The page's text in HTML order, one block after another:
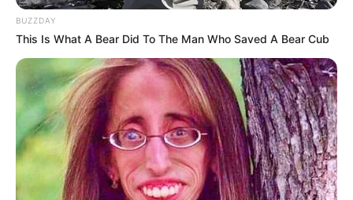
Hobi: Menonton drama dan membaca webtoon, bermain musik
Instagram:@mimi01o1
Youtube:미미홈피 MIMIHOMEPAGE
FaktaMenarik
BUZZDAY
This Is What A Bear Did To The Man Who Saved A Bear Cub